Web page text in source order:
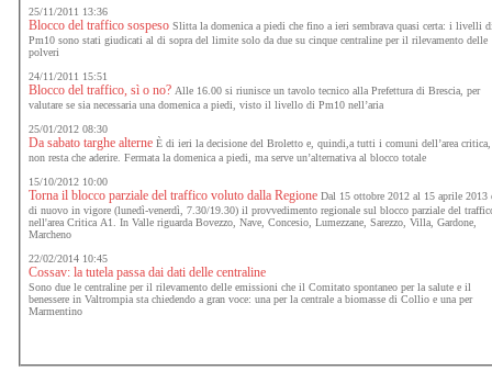
25/11/2011 13:36
Blocco del traffico sospeso Slitta la domenica a piedi che fino a ieri sembrava quasi certa: i livelli
Pm10 sono stati giudicati al di sopra del limite solo da due su cinque centraline per il rilevamento delle
polveri
24/11/2011 15:51
Blocco del traffico, sì o no? Alle 16.00 si riunisce un tavolo tecnico alla Prefettura di Brescia, per
valutare se sia necessaria una domenica a piedi, visto il livello di Pm10 nell’aria
25/01/2012 08:30
Da sabato targhe alterne È di ieri la decisione del Broletto e, quindi,a tutti i comuni dell’area critica,
non resta che aderire. Fermata la domenica a piedi, ma serve un’alternativa al blocco totale
15/10/2012 10:00
Torna il blocco parziale del traffico voluto dalla Regione Dal 15 ottobre 2012 al 15 aprile 2013
di nuovo in vigore (lunedì-venerdì, 7.30/19.30) il provvedimento regionale sul blocco parziale del
nell'area Critica A1. In Valle riguarda Bovezzo, Nave, Concesio, Lumezzane, Sarezzo, Villa, Gardone,
Marcheno
22/02/2014 10:45
Cossav: la tutela passa dai dati delle centraline
Sono due le centraline per il rilevamento delle emissioni che il Comitato spontaneo per la salute e il
benessere in Valtrompia sta chiedendo a gran voce: una per la centrale a biomasse di Collio e una per
Marmentino